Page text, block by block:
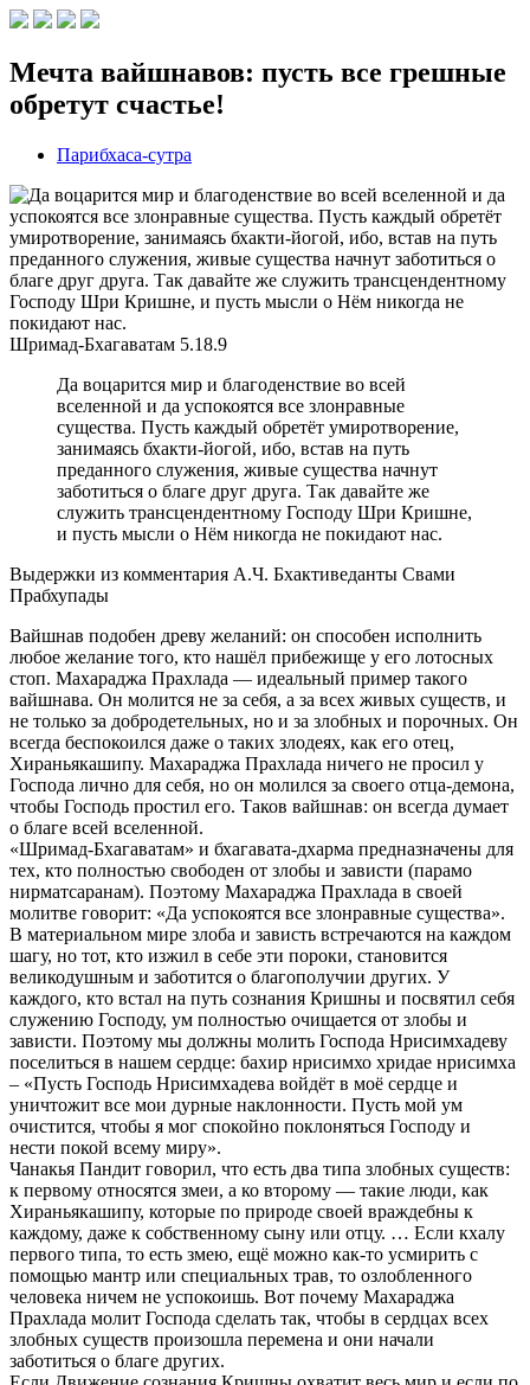
Мечта вайшнавов: пусть все грешные
обретут счастье!
Парибхаса-сутра
Шримад-Бхагаватам 5.18.9
Да воцарится мир и благоденствие во всей
вселенной и да успокоятся все злонравные
существа. Пусть каждый обретёт умиротворение,
занимаясь бхакти-йогой, ибо, встав на путь
преданного служения, живые существа начнут
заботиться о благе друг друга. Так давайте же
служить трансцендентному Господу Шри Кришне,
и пусть мысли о Нём никогда не покидают нас.
Выдержки из комментария А.Ч. Бхактиведанты Свами
Прабхупады
Вайшнав подобен древу желаний: он способен исполнить
любое желание того, кто нашёл прибежище у его лотосных
стоп. Махараджа Прахлада — идеальный пример такого
вайшнава. Он молится не за себя, а за всех живых существ, и
не только за добродетельных, но и за злобных и порочных. Он
всегда беспокоился даже о таких злодеях, как его отец,
Хираньякашипу. Махараджа Прахлада ничего не просил у
Господа лично для себя, но он молился за своего отца-демона,
чтобы Господь простил его. Таков вайшнав: он всегда думает
о благе всей вселенной.
«Шримад-Бхагаватам» и бхагавата-дхарма предназначены для
тех, кто полностью свободен от злобы и зависти (парамо
нирматсаранам). Поэтому Махараджа Прахлада в своей
молитве говорит: «Да успокоятся все злонравные существа».
В материальном мире злоба и зависть встречаются на каждом
шагу, но тот, кто изжил в себе эти пороки, становится
великодушным и заботится о благополучии других. У
каждого, кто встал на путь сознания Кришны и посвятил себя
служению Господу, ум полностью очищается от злобы и
зависти. Поэтому мы должны молить Господа Нрисимхадеву
поселиться в нашем сердце: бахир нрисимхо хридае нрисимха
– «Пусть Господь Нрисимхадева войдёт в моё сердце и
уничтожит все мои дурные наклонности. Пусть мой ум
очистится, чтобы я мог спокойно поклоняться Господу и
нести покой всему миру».
Чанакья Пандит говорил, что есть два типа злобных существ:
к первому относятся змеи, а ко второму — такие люди, как
Хираньякашипу, которые по природе своей враждебны к
каждому, даже к собственному сыну или отцу. … Если кхалу
первого типа, то есть змею, ещё можно как-то усмирить с
помощью мантр или специальных трав, то озлобленного
человека ничем не успокоишь. Вот почему Махараджа
Прахлада молит Господа сделать так, чтобы в сердцах всех
злобных существ произошла перемена и они начали
заботиться о благе других.